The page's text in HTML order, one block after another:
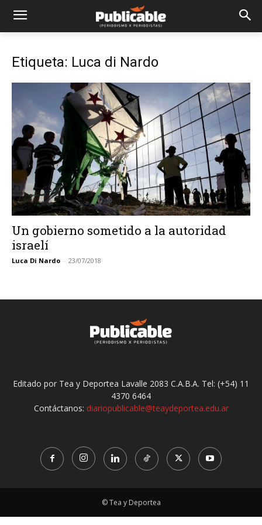
Etiqueta: Luca di Nardo
Un gobierno sometido a la autoridad
israelí
Luca Di Nardo - 23/07/2018
Editado por Tea y Deportea Lavalle 2083 C.A.B.A. Tel: (+54) 11
4370 6464
Contáctanos: diariopublicable@teaydeportea.edu.ar
© Tea y Deportea